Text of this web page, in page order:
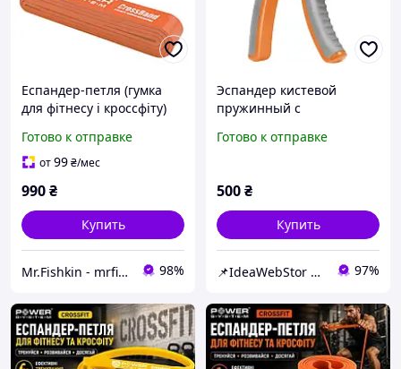
Еспандер-петля (гумка
для фітнесу і кроссфіту)
CrossFit Level 2 Orange
(опір 10-35 кг)
Готово к отправке
от99₴/мес
990₴
Купить
Mr.Fishkin - mrfishkin.com.ua 98%
Эспандер кистевой
пружинный с
10-40 кг Power System PS-
Готово к отправке
500₴
Купить
📌IdeaWebStor интернет-магазин товаров для спорта 97%